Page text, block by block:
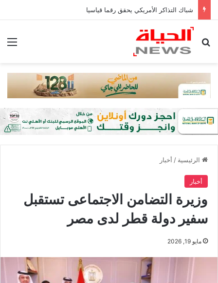
شباك التذاكر الأمريكي يحقق رقما قياسيا
بحث عن
الرئيسية / أخبار
أخبار
وزيرة التضامن الاجتماعى تستقبل
سفير دولة قطر لدى مصر
مايو 19, 2026